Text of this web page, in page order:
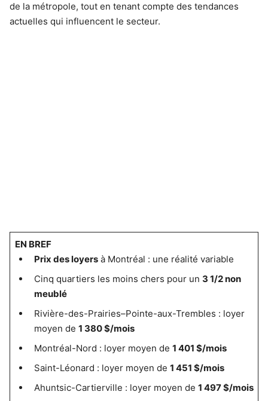
de la métropole, tout en tenant compte des tendances
actuelles qui influencent le secteur.
EN BREF
Prix des loyersà Montréal : une réalité variable
Cinq quartiers les moins chers pour un 3 1/2 non
meublé
Rivière-des-Prairies–Pointe-aux-Trembles : loyer
moyen de 1 380 $/mois
Montréal-Nord : loyer moyen de 1 401 $/mois
Saint-Léonard : loyer moyen de 1 451 $/mois
Ahuntsic-Cartierville : loyer moyen de 1 497 $/mois